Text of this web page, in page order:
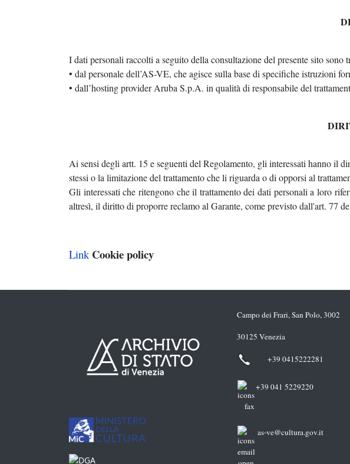
I dati personali raccolti a seguito della consultazione del presente sito sono
• dal personale dell’AS-VE, che agisce sulla base di specifiche istruzioni
• dall’hosting provider Aruba S.p.A. in qualità di responsabile del
Ai sensi degli artt. 15 e seguenti del Regolamento, gli interessati hanno il
stessi o la limitazione del trattamento che li riguarda o di opporsi al
Gli interessati che ritengono che il trattamento dei dati personali a loro
altresì, il diritto di proporre reclamo al Garante, come previsto dall'art. 77
Link Cookie policy
Campo dei Frari, San Polo, 3002
30125 Venezia
+39 0415222281
+39 041 5229220
as-ve@cultura.gov.it